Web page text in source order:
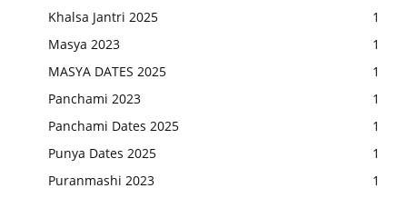
Khalsa Jantri 2025
1
Masya 2023
1
MASYA DATES 2025
1
Panchami 2023
1
Panchami Dates 2025
1
Punya Dates 2025
1
Puranmashi 2023
1